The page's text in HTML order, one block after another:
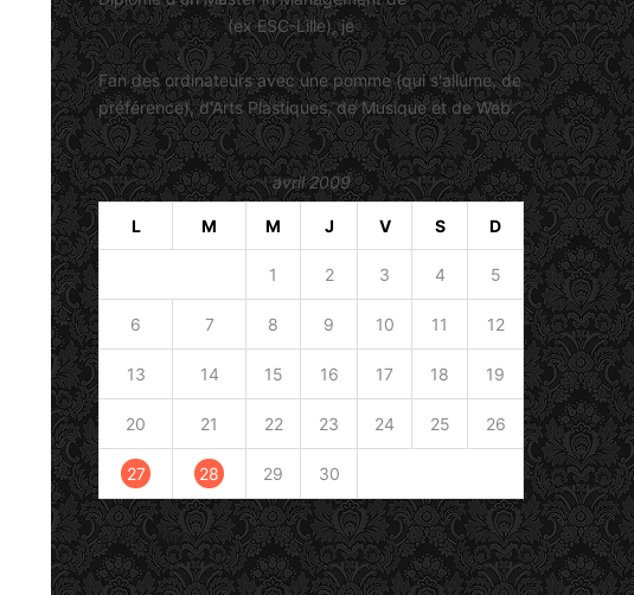
Business School (ex ESC-Lille), jetravaille dans le
marketing.
Fan des ordinateurs avec une pomme (qui s'allume, de
préférence), d'Arts Plastiques, de Musique et de Web.
avril 2009
L M M J V S D
1 2 3 4 5
6 7 8 9 10 11 12
13 14 15 16 17 18 19
20 21 22 23 24 25 26
27 28 29 30
« Mar Mai »